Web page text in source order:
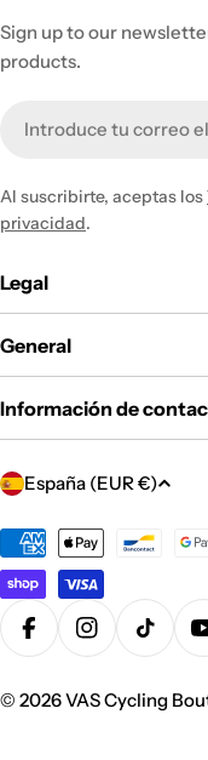
Sign up to our
products.
electrónico
Al suscribirte, aceptas los
privacidad.
Legal
General
Información de
P
í
s
/
r
g
España (EUR €)
Métodos
de
pago
FacebookInstagramTiktok
© 2026VAS Cycling